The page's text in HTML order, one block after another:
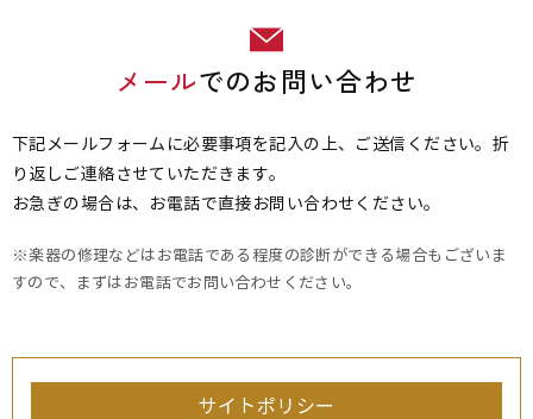
メールでのお問い合わせ
下記メールフォームに必要事項を記入の上、ご送信ください。折
り返しご連絡させていただきます。
お急ぎの場合は、お電話で直接お問い合わせください。
※楽器の修理などはお電話である程度の診断ができる場合もございま
すので、まずはお電話でお問い合わせください。
サイトポリシー